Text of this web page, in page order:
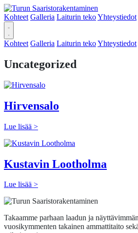
Kohteet Galleria Laiturin tekoYhteystiedot
Kohteet Galleria Laiturin tekoYhteystiedot
Uncategorized
Hirvensalo
Lue lisää >
Kustavin Lootholma
Lue lisää >
Takaamme parhaan laadun ja
vuosikymmenten takainen ammattitaito